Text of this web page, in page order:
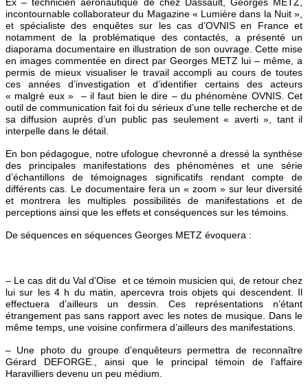
incontournable collaborateur du Magazine « Lumière dans la Nuit »,
et spécialiste des enquêtes sur les cas d’OVNIS en France et
notamment de la problématique des contactés, a présenté un
diaporama documentaire en illustration de son ouvrage. Cette mise
en images commentée en direct par Georges METZ lui – même, a
permis de mieux visualiser le travail accompli au cours de toutes
ces années d’investigation et d’identifier certains des acteurs
« malgré eux » – il faut bien le dire – du phénomène OVNIS. Cet
outil de communication fait foi du sérieux d’une telle recherche et de
sa diffusion auprès d’un public pas seulement « averti », tant il
interpelle dans le détail.
En bon pédagogue, notre ufologue chevronné a dressé la synthèse
des principales manifestations des phénomènes et une série
d’échantillons de témoignages significatifs rendant compte de
différents cas. Le documentaire fera un « zoom » sur leur diversité
et montrera les multiples possibilités de manifestations et de
perceptions ainsi que les effets et conséquences sur les témoins.
De séquences en séquences Georges METZ évoquera :
– Le cas dit du Val d’Oise et ce témoin musicien qui, de retour chez
lui sur les 4 h du matin, apercevra trois objets qui descendent. Il
effectuera d’ailleurs un dessin. Ces représentations n’étant
étrangement pas sans rapport avec les notes de musique. Dans le
même temps, une voisine confirmera d’ailleurs des manifestations.
– Une photo du groupe d’enquêteurs permettra de reconnaître
Gérard DEFORGE., ainsi que le principal témoin de l’affaire
Haravilliers devenu un peu médium.